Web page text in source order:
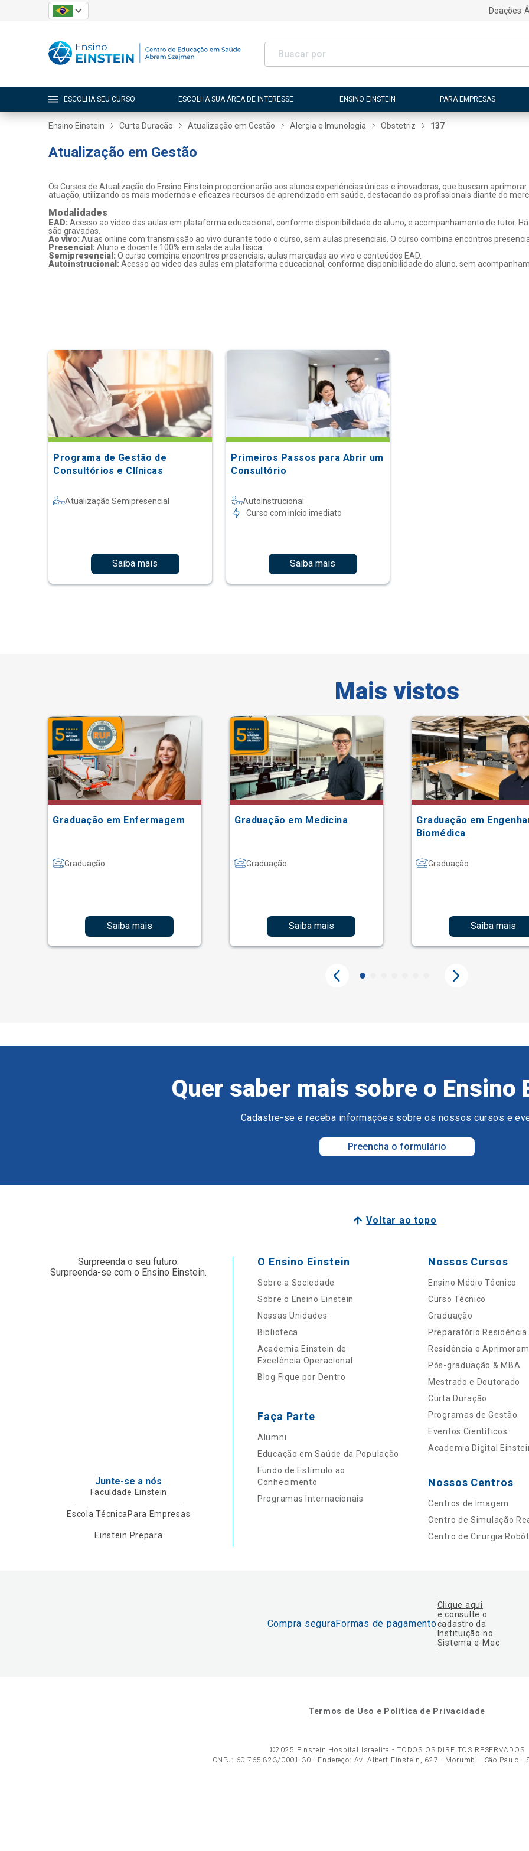
Doações
ESCOLHA SEU CURSO ESCOLHA SUA ÁREA DE INTERESSE ENSINO EINSTEIN PARA EMPRESAS
Ensino Einstein Curta Duração Atualização em Gestão Alergia e Imunologia Obstetriz 137
Atualização em Gestão
Os Cursos de Atualização do Ensino Einstein proporcionarão aos alunos experiências únicas e inovadoras, que buscam
atuação, utilizando os mais modernos e eficazes recursos de aprendizado em saúde, destacando os profissionais diante do
Modalidades
EAD:Acesso ao video das aulas em plataforma educacional, conforme disponibilidade do aluno, e acompanhamento de tutor.
são gravadas.
Ao vivo: Aulas online com transmissão ao vivo durante todo o curso, sem aulas presenciais. O curso combina encontros
Presencial:Aluno e docente 100% em sala de aula física.
Semipresencial:O curso combina encontros presenciais, aulas marcadas ao vivo e conteúdos EAD.
Autoinstrucional:Acesso ao video das aulas em plataforma educacional, conforme disponibilidade do aluno, sem
Programa de Gestão de
Consultórios e Clínicas
Atualização Semipresencial
Saiba mais
Primeiros Passos para Abrir um
Consultório
Autoinstrucional
Curso com início imediato
Saiba mais
Mais vistos
Graduação em Enfermagem
Graduação
Saiba mais
Graduação em Medicina
Graduação
Saiba mais
Graduação em
Biomédica
Graduação
Saiba mais
Quer saber mais sobre o Ensino
Cadastre-se e receba informações sobre os nossos cursos e
Preencha o formulário
Voltar ao topo
Surpreenda o seu futuro.
Surpreenda-se com o Ensino Einstein.
Junte-se a nós
Faculdade Einstein
Escola Técnica Para Empresas
Einstein Prepara
O Ensino Einstein
Sobre a Sociedade
Sobre o Ensino Einstein
Nossas Unidades
Biblioteca
Academia Einstein de
Excelência Operacional
Blog Fique por Dentro
Faça Parte
Alumni
Educação em Saúde da População
Fundo de Estímulo ao
Conhecimento
Programas Internacionais
Nossos Cursos
Ensino Médio Técnico
Curso Técnico
Graduação
Preparatório Residência
Residência e
Pós-graduação & MBA
Mestrado e Doutorado
Curta Duração
Programas de Gestão
Eventos Científicos
Academia Digital
Nossos Centros
Centros de Imagem
Centro de Simulação
Centro de Cirurgia
Compra seguraFormas de pagamento
Clique aqui
e consulte o
cadastro da
Instituição no
Sistema e-Mec
Termos de Uso e Política de Privacidade
©2025 Einstein Hospital Israelita - TODOS OS DIREITOS RESERVADOS
CNPJ: 60.765.823/0001-30 - Endereço: Av. Albert Einstein, 627 - Morumbi - São Paulo -